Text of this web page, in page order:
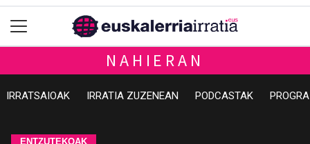
NAHIERAN
IRRATSAIOAK IRRATIA ZUZENEAN PODCASTAK
ENTZUTEKOAK